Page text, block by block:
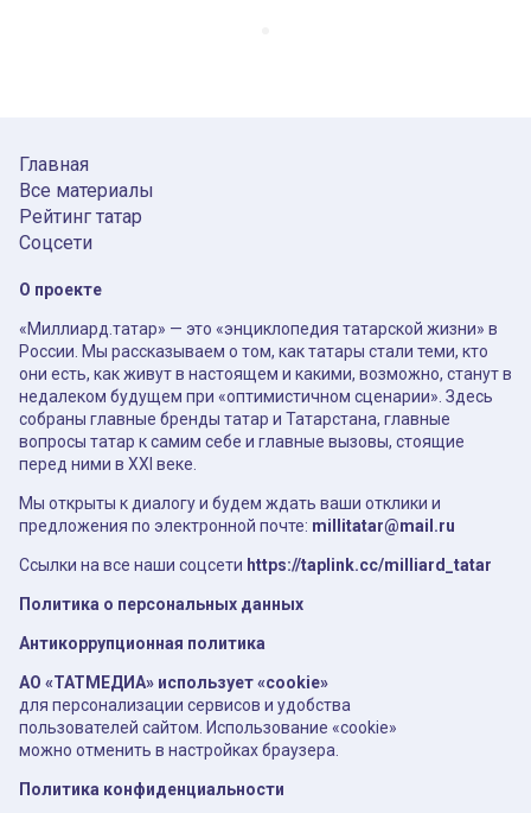
Главная
Все материалы
Рейтинг татар
Соцсети
О проекте
«Миллиард.татар» — это «энциклопедия татарской жизни» в
России. Мы рассказываем о том, как татары стали теми, кто
они есть, как живут в настоящем и какими, возможно, станут в
недалеком будущем при «оптимистичном сценарии». Здесь
собраны главные бренды татар и Татарстана, главные
вопросы татар к самим себе и главные вызовы, стоящие
перед ними в XXI веке.
Мы открыты к диалогу и будем ждать ваши отклики и
предложения по электронной почте: millitatar@mail.ru
Ссылки на все наши соцсети https://taplink.cc/milliard_tatar
Политика о персональных данных
Антикоррупционная политика
АО «ТАТМЕДИА» использует «cookie»
для персонализации сервисов и удобства
пользователей сайтом. Использование «cookie»
можно отменить в настройках браузера.
Политика конфиденциальности